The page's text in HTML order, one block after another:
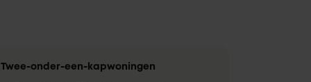
Twee-onder-een-kapwoningen